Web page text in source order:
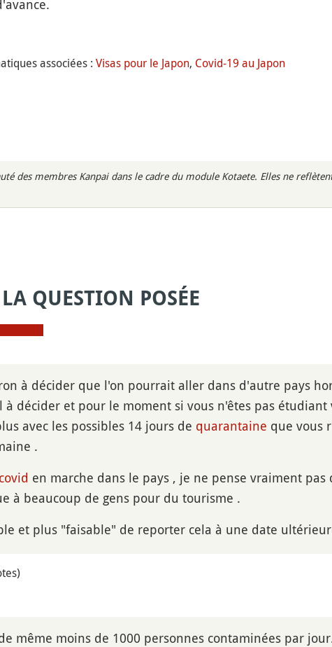
associées : Visas pour le Japon, Covid-19 au Japon
des membres Kanpai dans le cadre du module Kotaete. Elles ne
QUESTION POSÉE
à décider que l'on pourrait aller dans d'autre pays
à décider et pour le moment si vous n'êtes pas étudiant
avec les possibles 14 jours de quarantaine que vous
.
covid en marche dans le pays , je ne pense vraiment pas
à beaucoup de gens pour du tourisme .
et plus "faisable" de reporter cela à une date
même moins de 1000 personnes contaminées par